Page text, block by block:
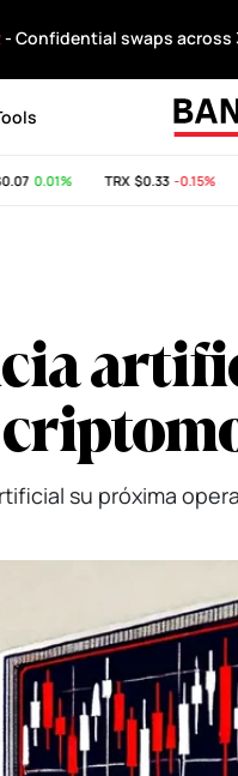
- Confidential swaps across
0.01% TRX$0.33 -0.15%
su próxima